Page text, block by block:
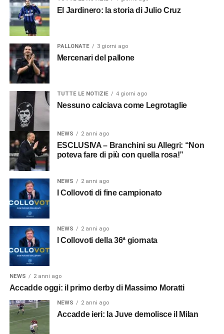
El Jardinero: la storia di Julio Cruz
PALLONATE 3 giorni ago
Mercenari del pallone
TUTTE LE NOTIZIE 4 giorni ago
Nessuno calciava come Legrotaglie
NEWS 2 anni ago
ESCLUSIVA – Branchini su Allegri: “Non
poteva fare di più con quella rosa!”
NEWS 2 anni ago
I Collovoti di fine campionato
NEWS 2 anni ago
I Collovoti della 36ª giornata
NEWS 2 anni ago
Accadde oggi: il primo derby di Massimo Moratti
NEWS 2 anni ago
Accadde ieri: la Juve demolisce il Milan